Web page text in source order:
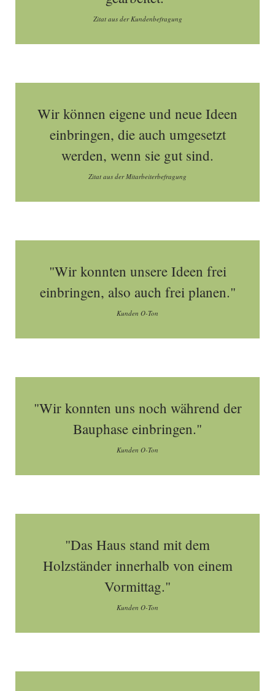
Zitat aus der Kundenbefragung
Wir können eigene und neue Ideen
einbringen, die auch umgesetzt
werden, wenn sie gut sind.
Zitat aus der Mitarbeiterbefragung
"Wir konnten unsere Ideen frei
einbringen, also auch frei planen."
Kunden O-Ton
"Wir konnten uns noch während der
Bauphase einbringen."
Kunden O-Ton
"Das Haus stand mit dem
Holzständer innerhalb von einem
Vormittag."
Kunden O-Ton